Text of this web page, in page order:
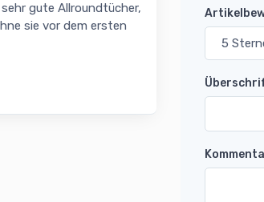
gute Allroundtücher,
sie vor dem ersten